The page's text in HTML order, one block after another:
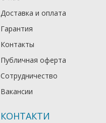
Доставка и оплата
Гарантия
Контакты
Публичная оферта
Сотрудничество
Вакансии
КОНТАКТИ